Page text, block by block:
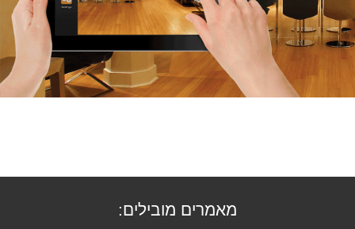
מאמרים מובילים: